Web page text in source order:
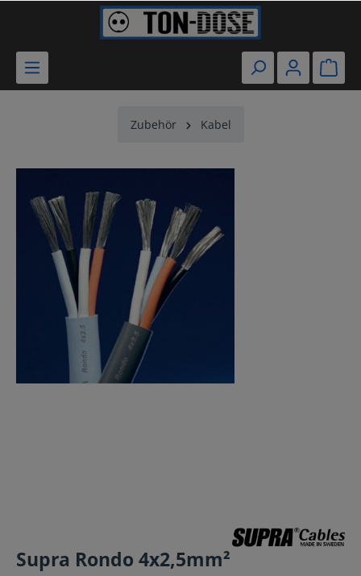
Zubehör Kabel
Supra Rondo 4x2,5mm²